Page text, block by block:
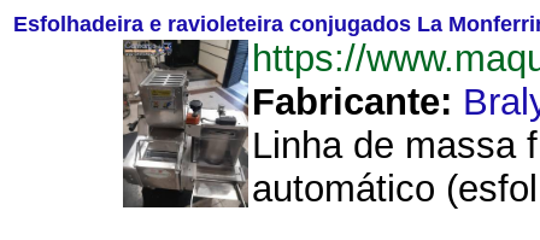
Esfolhadeira e ravioleteira conjugados La
https://
Fabricante:
Linha de massa
automático